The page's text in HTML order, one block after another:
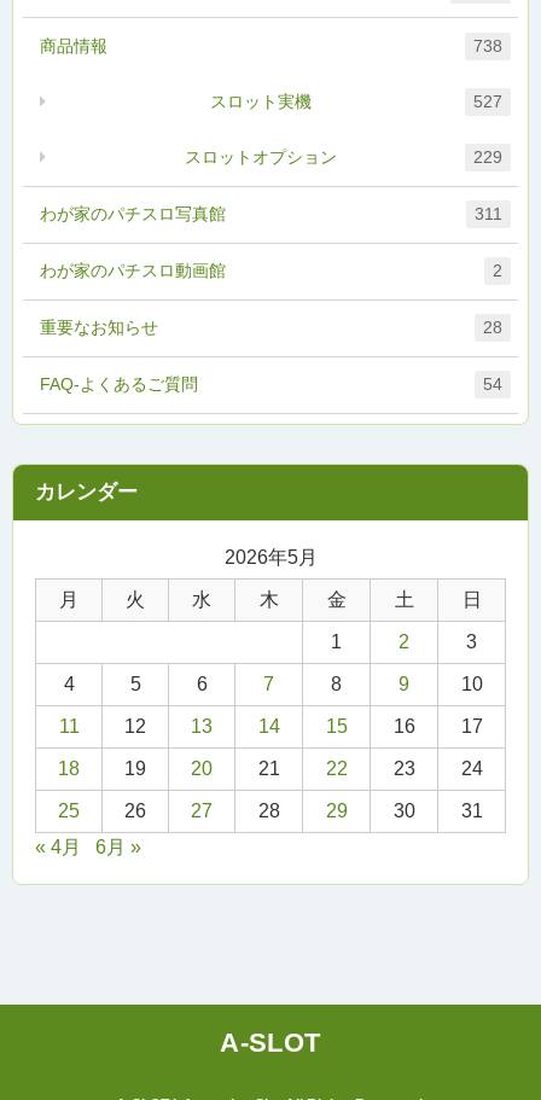
FAQ-よくあるご質問 54
わが家のパチスロ写真館 311
わが家のパチスロ動画館 2
商品情報 738
スロットオプション 229
スロット実機 527
重要なお知らせ 28
2026年5月
月 火 水 木 金 土 日
1 2 3
4 5 6 7 8 9 10
11 12 13 14 15 16 17
18 19 20 21 22 23 24
25 26 27 28 29 30
31
« 4月
6月 »